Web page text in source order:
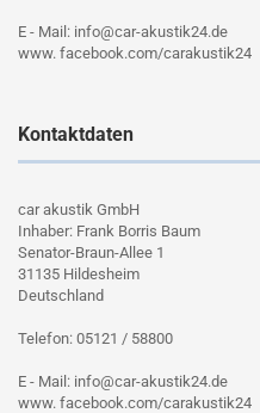
E - Mail: info@car-akustik24.de
www. facebook.com/carakustik24
Kontaktdaten
car akustik GmbH
Inhaber: Frank Borris Baum
Senator-Braun-Allee 1
31135 Hildesheim
Deutschland
Telefon: 05121 / 58800
E - Mail: info@car-akustik24.de
www. facebook.com/carakustik24